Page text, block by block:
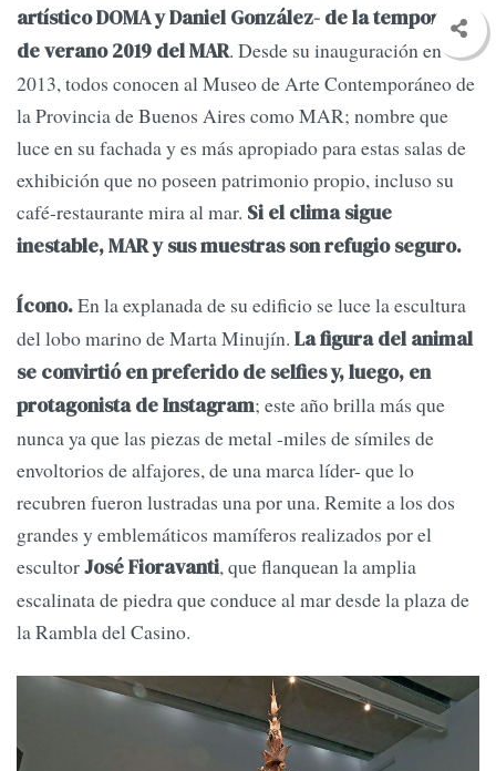
artístico DOMA y Daniel González- de la temporada
de verano 2019 del MAR. Desde su inauguración en
2013, todos conocen al Museo de Arte Contemporáneo de
la Provincia de Buenos Aires como MAR; nombre que
luce en su fachada y es más apropiado para estas salas de
exhibición que no poseen patrimonio propio, incluso su
café-restaurante mira al mar. Si el clima sigue
inestable, MAR y sus muestras son refugio seguro.
Ícono.En la explanada de su edificio se luce la escultura
del lobo marino de Marta Minujín. La figura del animal
se convirtió en preferido de selfies y, luego, en
protagonista de Instagram; este año brilla más que
nunca ya que las piezas de metal -miles de símiles de
envoltorios de alfajores, de una marca líder- que lo
recubren fueron lustradas una por una. Remite a los dos
grandes y emblemáticos mamíferos realizados por el
escultorJosé Fioravanti, que flanquean la amplia
escalinata de piedra que conduce al mar desde la plaza de
la Rambla del Casino.